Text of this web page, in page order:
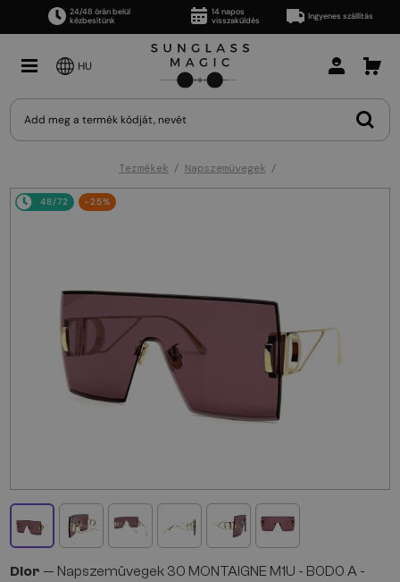
24/48 órán belül
kézbesítünk
14 napos
visszaküldés
Ingyenes szállítás
HU
Termékek Napszemüvegek
48/72 -25%
Dior — Napszemüvegek 30 MONTAIGNE M1U - B0D0 A -